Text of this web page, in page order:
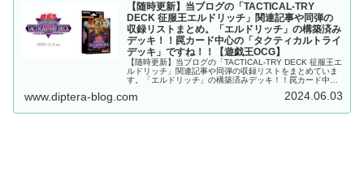
【随時更新】当ブログの「TACTICAL-TRY
DECK 征服王エルドリッチ」関連記事や同弾の
収録リストまとめ。「エルドリッチ」の構築済み
デッキ！！罠カード中心の「タクティカルトライ
デッキ」ですね！！【遊戯王OCG】
【随時更新】当ブログの「TACTICAL-TRY DECK 征服王エ
ルドリッチ」関連記事や同弾の収録リストをまとめていま
す。「エルドリッチ」の構築済みデッキ！！罠カード中心
OCG】
www.diptera-blog.com 2024.06.03